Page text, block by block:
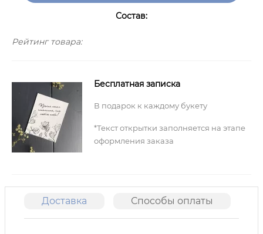
Состав:
Рейтинг товара:
Бесплатная записка
В подарок к каждому букету
*Текст открытки заполняется на этапе
оформления заказа
Доставка Способы оплаты